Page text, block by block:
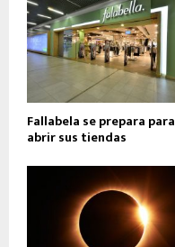
Fallabela se prepara para
abrir sus tiendas